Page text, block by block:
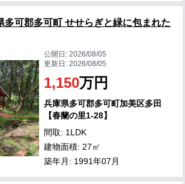
多可郡多可町 せせらぎと緑に包まれた
公開日:2026/08/05
更新日:2026/08/05
1,150万円
兵庫県多可郡多可町加美区多田
【春蘭の里1-28】
間取: 1LDK
建物面積: 27㎡
築年月: 1991年07月